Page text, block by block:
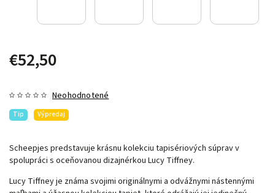
€52,50
Tip Výpredaj
Neohodnotené
Scheepjes predstavuje krásnu kolekciu tapisériových súprav v
spolupráci s oceňovanou dizajnérkou Lucy Tiffney.
Lucy Tiffney je známa svojimi originálnymi a odvážnymi nástennými